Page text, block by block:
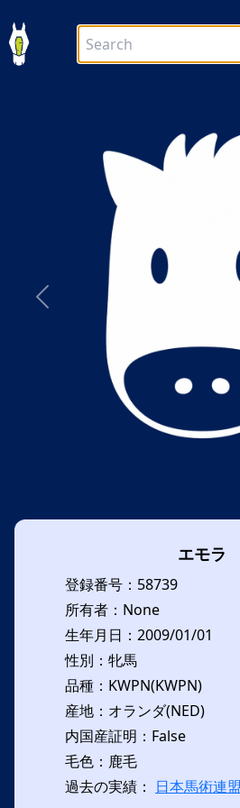
前へ
エモラ
登録番号：58739
所有者：None
生年月日：2009/01/01
性別：牝馬
品種：KWPN(KWPN)
産地：オランダ(NED)
内国産証明：False
毛色：鹿毛
過去の実績： 日本馬術連